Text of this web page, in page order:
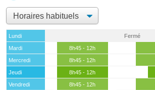
Lundi
Fermé
Mardi
8h45 - 12h
Mercredi
8h45 - 12h
Jeudi
8h45 - 12h
Vendredi
8h45 - 12h